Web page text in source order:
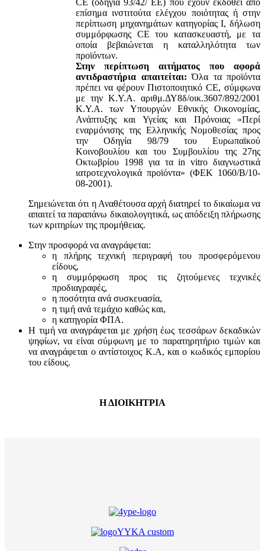
επίσημα ινστιτούτα ελέγχου ποιότητας ή στην
περίπτωση μηχανημάτων κατηγορίας Ι, δήλωση
συμμόρφωσης CE του κατασκευαστή, με τα
οποία βεβαιώνεται η καταλληλότητα των
προϊόντων.
Στην περίπτωση αιτήματος που αφορά
αντιδραστήρια απαιτείται: Όλα τα προϊόντα
πρέπει να φέρουν Πιστοποιητικό CE, σύμφωνα
με την Κ.Υ.Α. αριθμ.ΔΥ8δ/οικ.3607/892/2001
Κ.Υ.Α. των Υπουργών Εθνικής Οικονομίας,
Ανάπτυξης και Υγείας και Πρόνοιας «Περί
εναρμόνισης της Ελληνικής Νομοθεσίας προς
την Οδηγία 98/79 του Ευρωπαϊκού
Κοινοβουλίου και του Συμβουλίου της 27ης
Οκτωβρίου 1998 για τα in vitro διαγνωστικά
ιατροτεχνολογικά προϊόντα» (ΦΕΚ 1060/Β/10-
08-2001).
Σημειώνεται ότι η Αναθέτουσα αρχή διατηρεί το δικαίωμα να
απαιτεί τα παραπάνω δικαιολογητικά, ως απόδειξη πλήρωσης
των κριτηρίων της προμήθειας.
Στην προσφορά να αναγράφεται:
η πλήρης τεχνική περιγραφή του προσφερόμενου
είδους,
η συμμόρφωση προς τις ζητούμενες τεχνικές
προδιαγραφές,
η ποσότητα ανά συσκευασία,
η τιμή ανά τεμάχιο καθώς και,
η κατηγορία ΦΠΑ.
Η τιμή να αναγράφεται με χρήση έως τεσσάρων δεκαδικών
ψηφίων, να είναι σύμφωνη με το παρατηρητήριο τιμών και
να αναγράφεται ο αντίστοιχος Κ.Α, και ο κωδικός εμπορίου
του είδους.
Η ΔΙΟΙΚΗΤΡΙΑ